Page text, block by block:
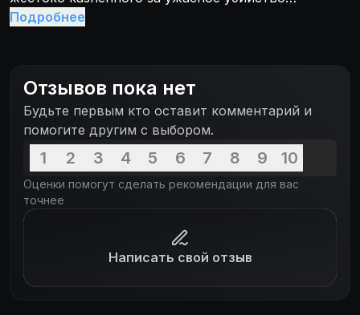
могущественного правителя Египта.
Подробнее
Отзывов пока нет
Будьте первым кто оставит комментарий и
помогите другим с выбором.
1 2 3 4 5 6 7 8 9 10
Оценки помогут сделать рекомендации для вас
точнее
Написать свой отзыв